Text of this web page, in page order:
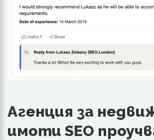
Агенция за
имоти SEO